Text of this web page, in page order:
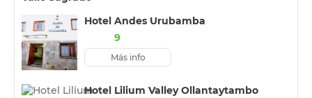
Hotel Andes Urubamba
9
Más info
Hotel Lilium Valley Ollantaytambo